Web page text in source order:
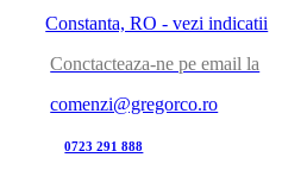
Constanta, RO - vezi indicatii
Conctacteaza-ne pe email la
comenzi@gregorco.ro
0723 291 888